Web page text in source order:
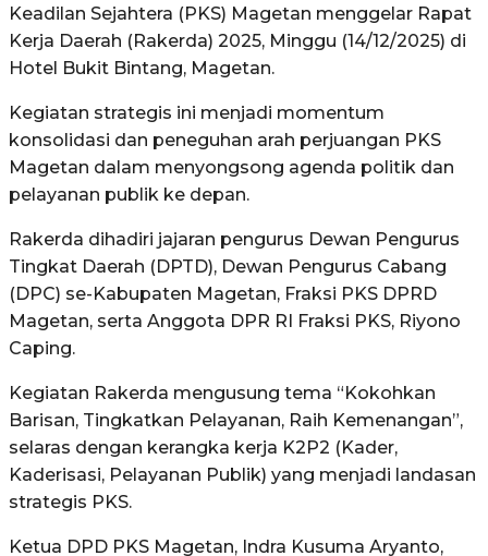
Keadilan Sejahtera (PKS) Magetan menggelar Rapat
Kerja Daerah (Rakerda) 2025, Minggu (14/12/2025) di
Hotel Bukit Bintang, Magetan.
Kegiatan strategis ini menjadi momentum
konsolidasi dan peneguhan arah perjuangan PKS
Magetan dalam menyongsong agenda politik dan
pelayanan publik ke depan.
Rakerda dihadiri jajaran pengurus Dewan Pengurus
Tingkat Daerah (DPTD), Dewan Pengurus Cabang
(DPC) se-Kabupaten Magetan, Fraksi PKS DPRD
Magetan, serta Anggota DPR RI Fraksi PKS, Riyono
Caping.
Kegiatan Rakerda mengusung tema “Kokohkan
Barisan, Tingkatkan Pelayanan, Raih Kemenangan”,
selaras dengan kerangka kerja K2P2 (Kader,
Kaderisasi, Pelayanan Publik) yang menjadi landasan
strategis PKS.
Ketua DPD PKS Magetan, Indra Kusuma Aryanto,